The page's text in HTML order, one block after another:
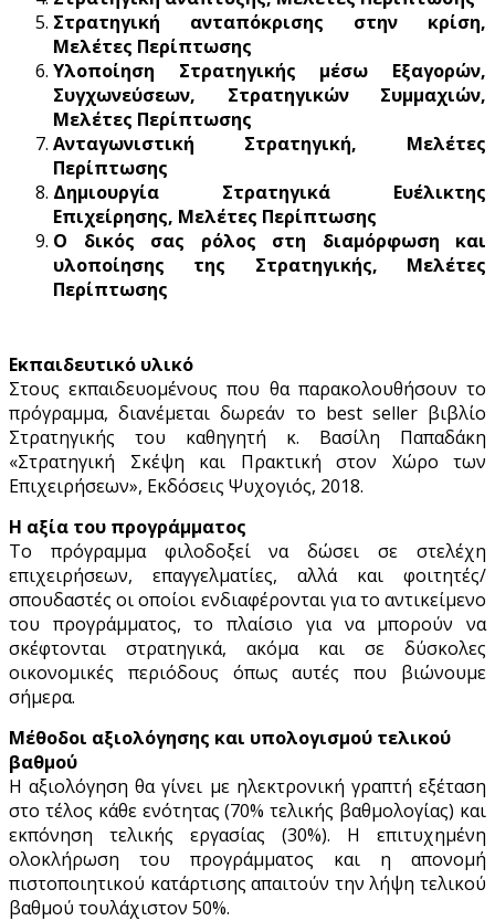
Στρατηγική ανταπόκρισης στην κρίση,
Μελέτες Περίπτωσης
Υλοποίηση Στρατηγικής μέσω Εξαγορών,
Συγχωνεύσεων, Στρατηγικών Συμμαχιών,
Μελέτες Περίπτωσης
Ανταγωνιστική Στρατηγική, Μελέτες
Περίπτωσης
Δημιουργία Στρατηγικά Ευέλικτης
Επιχείρησης, Μελέτες Περίπτωσης
Ο δικός σας ρόλος στη διαμόρφωση και
υλοποίησης της Στρατηγικής, Μελέτες
Περίπτωσης
Εκπαιδευτικό υλικό
Στους εκπαιδευομένους που θα παρακολουθήσουν το
πρόγραμμα, διανέμεται δωρεάν το best seller βιβλίο
Στρατηγικής του καθηγητή κ. Βασίλη Παπαδάκη
«Στρατηγική Σκέψη και Πρακτική στον Χώρο των
Επιχειρήσεων», Εκδόσεις Ψυχογιός, 2018.
Η αξία του προγράμματος
To πρόγραμμα φιλοδοξεί να δώσει σε στελέχη
επιχειρήσεων, επαγγελματίες, αλλά και φοιτητές/
σπουδαστές οι οποίοι ενδιαφέρονται για το αντικείμενο
του προγράμματος, το πλαίσιο για να μπορούν να
σκέφτονται στρατηγικά, ακόμα και σε δύσκολες
οικονομικές περιόδους όπως αυτές που βιώνουμε
σήμερα.
Μέθοδοι αξιολόγησης και υπολογισμού τελικού
βαθμού
Η αξιολόγηση θα γίνει με ηλεκτρονική γραπτή εξέταση
στο τέλος κάθε ενότητας (70% τελικής βαθμολογίας) και
εκπόνηση τελικής εργασίας (30%). Η επιτυχημένη
ολοκλήρωση του προγράμματος και η απονομή
πιστοποιητικού κατάρτισης απαιτούν την λήψη τελικού
βαθμού τουλάχιστον 50%.